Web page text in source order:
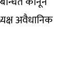
अवैधानिक